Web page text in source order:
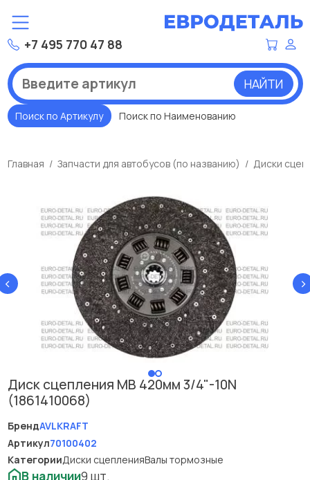
+7 495 770 47 88
НАЙТИ
Поиск по Артикулу Поиск по Наименованию
Главная Запчасти для автобусов (по названию) Диски
‹ ›
Диск сцепления МВ 420мм 3/4"-10N
(1861410068)
БрендAVLKRAFT
Артикул70100402
КатегорииДиски сцепленияВалы тормозные
В наличии9 шт.